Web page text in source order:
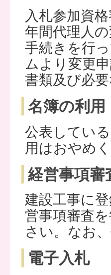
入札参加資
年間代理人
手続きを行
ムより変更
書類及び必
名簿の利用
公表してい
用はおやめく
経営事項審
建設工事に
営事項審査
さい。なお
電子入札